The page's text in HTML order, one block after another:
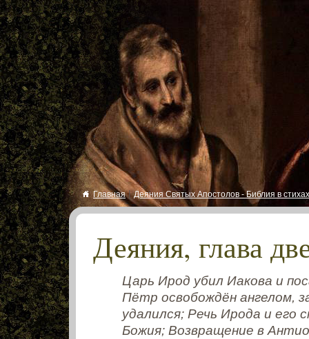
Главная|Деяния Святых Апостолов - Библия в стихах
Деяния, глава
Царь Ирод убил Иакова и
Пётр освобождён ангелом,
удалился; Речь Ирода и его
Божия; Возвращение в